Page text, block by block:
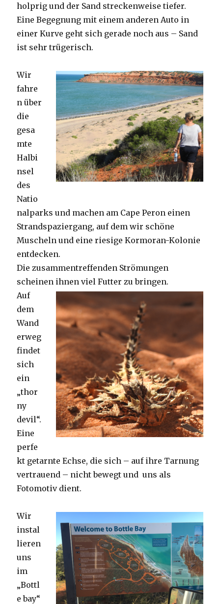
holprig und der Sand streckenweise tiefer.
Eine Begegnung mit einem anderen Auto in
einer Kurve geht sich gerade noch aus – Sand
ist sehr trügerisch.
Wir
fahre
n über
die
gesa
mte
Halbi
nsel
des
Natio
nalparks und machen am Cape Peron einen
Strandspaziergang, auf dem wir schöne
Muscheln und eine riesige Kormoran-Kolonie
entdecken.
Die zusammentreffenden Strömungen
scheinen ihnen viel Futter zu bringen.
Auf
dem
Wand
erweg
findet
sich
ein
„thor
ny
devil“.
Eine
perfe
kt getarnte Echse, die sich – auf ihre Tarnung
vertrauend – nicht bewegt und uns als
Fotomotiv dient.
Wir
instal
lieren
uns
im
„Bottl
e bay“